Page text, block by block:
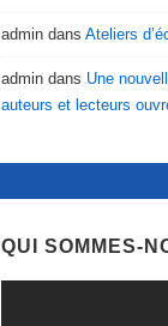
admin dansAteliers
admin dans Une
auteurs et lecteurs
QUI SOMMES-